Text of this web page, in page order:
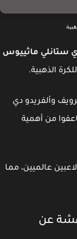
ستانلي ماثييوس
وألفريدو دي
من أهمية
عالميين، مما
عن